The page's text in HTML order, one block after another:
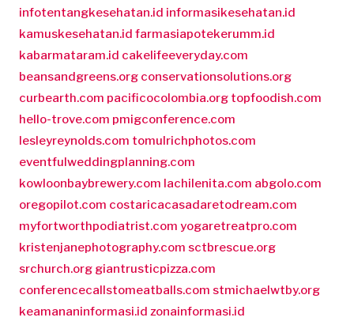
infotentangkesehatan.id informasikesehatan.id
kamuskesehatan.id farmasiapotekerumm.id
kabarmataram.id cakelifeeveryday.com
beansandgreens.org conservationsolutions.org
curbearth.com pacificocolombia.org topfoodish.com
hello-trove.com pmigconference.com
lesleyreynolds.com tomulrichphotos.com
eventfulweddingplanning.com
kowloonbaybrewery.com lachilenita.com abgolo.com
oregopilot.com costaricacasadaretodream.com
myfortworthpodiatrist.com yogaretreatpro.com
kristenjanephotography.com sctbrescue.org
srchurch.org giantrusticpizza.com
conferencecallstomeatballs.com stmichaelwtby.org
keamananinformasi.id zonainformasi.id